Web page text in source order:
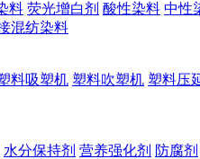
料 荧光增白剂 酸性染料 中性
混纺染料
料吸塑机 塑料吹塑机 塑料压
水分保持剂 营养强化剂 防腐剂